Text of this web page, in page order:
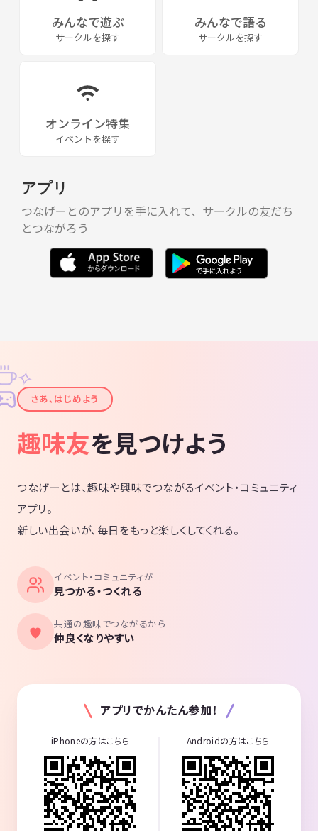
みんなで遊ぶ
サークルを探す
みんなで語る
サークルを探す
オンライン特集
イベントを探す
アプリ
つなげーとのアプリを手に入れて、サークルの友だち
とつながろう
✦
✧
さあ、はじめよう
趣味友を見つけよう
つなげーとは、趣味や興味でつながるイベント・コミュニティ
アプリ。
新しい出会いが、毎日をもっと楽しくしてくれる。
イベント・コミュニティが
見つかる・つくれる
共通の趣味でつながるから
仲良くなりやすい
アプリでかんたん参加！
iPhoneの方はこちら Androidの方はこちら